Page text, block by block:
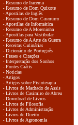
- Resumo de Iracema
- Resumo de Dom Quixote
- Apostilas de Inglês
- Resumo de Dom Casmurro
- Apostilas de Informática
- Resumo de A Moreninha
- Apostilas para Vestibular
- Resumo de A Arte da Guerra
- Receitas Culinárias
- Dicionário de Português
- Frases e Citações
- Interpretação dos Sonhos
- Fontes Grátis
- Notícias
- Artigos
- Artigos sobre Fisioterapia
- Livros de Machado de Assis
- Livros de Casimiro de Abreu
- Download de Livros
- Livros de Filosofia
- Livros de Administração
- Livros de Direito
- Livros de Agronomia